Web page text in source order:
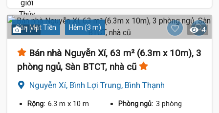
Gần Mặt Tiền Hẻm (3 m)
1 / 1 4
Bán nhà Nguyễn Xí, 63 m² (6.3m x 10m), 3
phòng ngủ, Sàn BTCT, nhà cũ
Nguyễn Xí, Bình Lợi Trung, Bình Thạnh
Rộng: 6.3 m x 10 m Phòng ngủ: 3 phòng